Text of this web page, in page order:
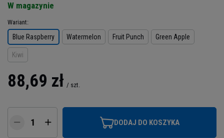
W magazynie
Wariant
Blue Raspberry Watermelon Fruit Punch Green Apple
Kiwi
88,69 zł / szt.
DODAJ DO KOSZYKA